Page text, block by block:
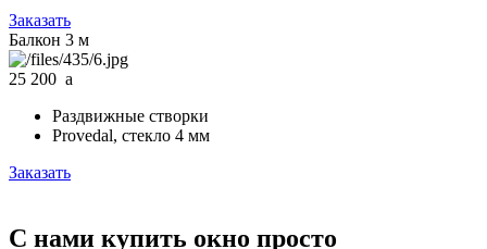
Заказать
Балкон 3 м
25 200 a
Раздвижные створки
Provedal, стекло 4 мм
Заказать
С нами купить окно просто